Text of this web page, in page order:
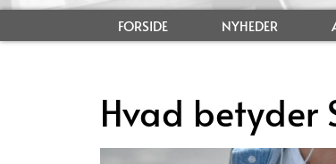
FORSIDE NYHEDER
Hvad betyder